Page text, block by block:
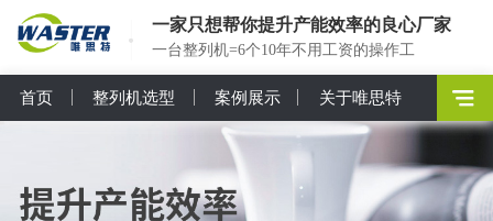
一家只想帮你提升产能效率的良心厂家
一台整列机=6个10年不用工资的操作工
首页 整列机选型 案例展示 关于唯思特